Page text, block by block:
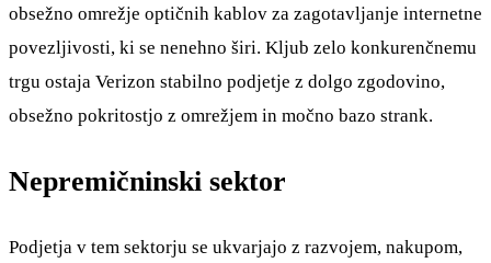
obsežno omrežje optičnih kablov za zagotavljanje internetne
povezljivosti, ki se nenehno širi. Kljub zelo konkurenčnemu
trgu ostaja Verizon stabilno podjetje z dolgo zgodovino,
obsežno pokritostjo z omrežjem in močno bazo strank.
Nepremičninski sektor
Podjetja v tem sektorju se ukvarjajo z razvojem, nakupom,